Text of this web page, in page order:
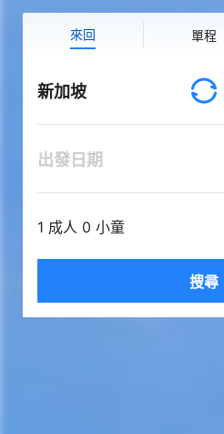
來回 單程
新加坡
出發日期
1 成人 0 小童
搜尋